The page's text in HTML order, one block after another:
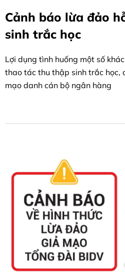
Cảnh báo lừa đảo
sinh trắc học
Lợi dụng tình huống một số
thao tác thu thập sinh trắc học,
mạo danh cán bộ ngân hàng